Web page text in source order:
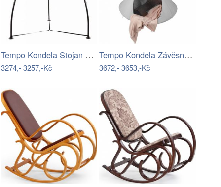
Tempo Kondela Stojan na závěsné křeslo…
3274,-3257,-Kč
Tempo Kondela Závěsné houpací křeslo…
3672,-3653,-Kč